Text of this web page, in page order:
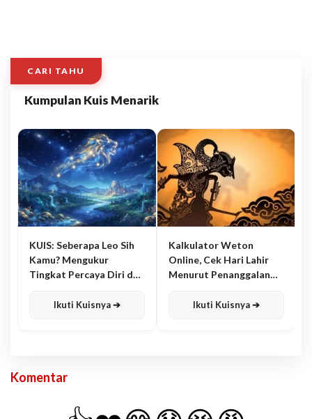
CARI TAHU
Kumpulan Kuis Menarik
KUIS: Seberapa Leo Sih
Kamu? Mengukur
Tingkat Percaya Diri dan
Ikuti Kuisnya ➔
Kalkulator Weton
Online, Cek Hari Lahir
Menurut Penanggalan
Ikuti Kuisnya ➔
Komentar